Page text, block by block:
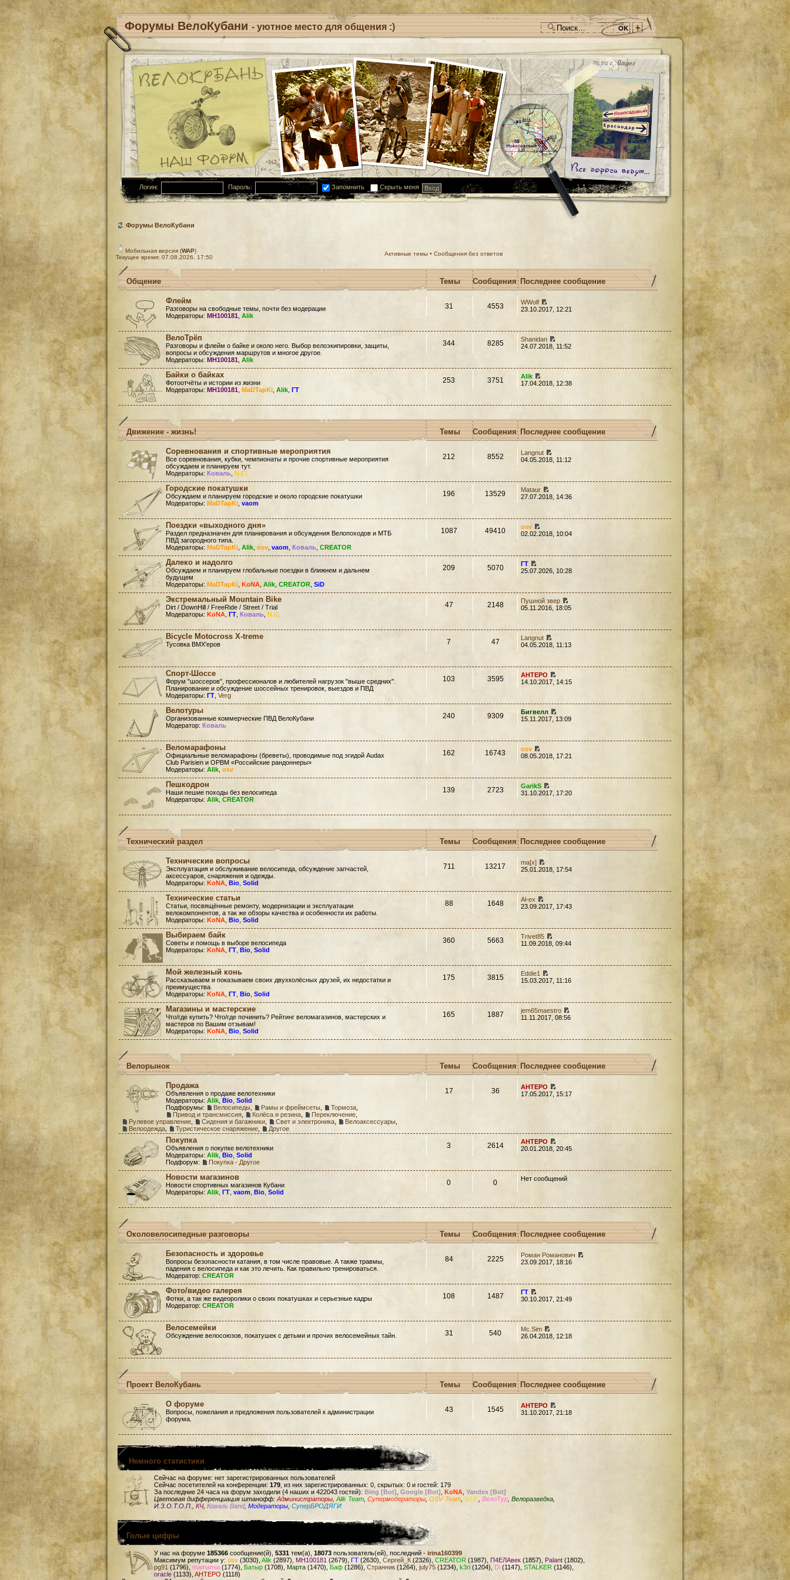
Форумы ВелоКубани - уютное место для общения :)
Логин: Пароль: Запомнить Скрыть меня
Форумы ВелоКубани
Мобильная версия (WAP)
Текущее время: 07.08.2026, 17:50
Активные темы • Сообщения без ответов
Общение Темы Сообщения Последнее сообщение
Флейм
Разговоры на свободные темы, почти без модерации
Модераторы: MH100181 Alik
31 4553
WWolf
23.10.2017, 12:21
ВелоТрёп
Разговоры и флейм о байке и около него. Выбор велоэкипировки, защиты,
вопросы и обсуждения маршрутов и многое другое.
Модераторы: MH100181 Alik
344 8285
Shanidan
24.07.2018, 11:52
Байки о байках
Фотоотчёты и истории из жизни
Модераторы: MH100181 MaDTapKi Alik ГТ
253 3751
Alik
17.04.2018, 12:38
Движение - жизнь! Темы Сообщения Последнее сообщение
Соревнования и спортивные мероприятия
Все соревнования, кубки, чемпионаты и прочие спортивные мероприятия
обсуждаем и планируем тут.
Модераторы: Коваль N.C.
212 8552
Langnut
04.05.2018, 11:12
Городские покатушки
Обсуждаем и планируем городские и около городские покатушки
Модераторы: MaDTapKi vaom
196 13529
Mataur
27.07.2018, 14:36
Поездки «выходного дня»
Раздел предназначен для планирования и обсуждения Велопоходов и МТБ
ПВД загородного типа.
Модераторы: MaDTapKi Alik osv vaom Коваль CREATOR
1087 49410
osv
02.02.2018, 10:04
Далеко и надолго
Обсуждаем и планируем глобальные поездки в ближнем и дальнем
будущем
Модераторы: MaDTapKi KoNA Alik CREATOR SiD
209 5070
ГТ
25.07.2026, 10:28
Экстремальный Mountain Bike
Dirt / DownHill / FreeRide / Street / Trial
Модераторы: KoNA ГТ Коваль N.C.
47 2148
Пушной звер
05.11.2016, 18:05
Bicycle Motocross X-treme
Тусовка BMX'еров 7 47
Langnut
04.05.2018, 11:13
Спорт-Шоссе
Форум "шоссеров", профессионалов и любителей нагрузок "выше средних".
Планирование и обсуждение шоссейных тренировок, выездов и ПВД
Модераторы: ГТ Verg
103 3595
AHTEPO
14.10.2017, 14:15
Велотуры
Организованные коммерческие ПВД ВелоКубани
Модератор: Коваль
240 9309
Бигвелл
15.11.2017, 13:09
Веломарафоны
Официальные веломарафоны (бреветы), проводимые под эгидой Audax
Club Parisien и ОРВМ «Российские рандоннеры»
Модераторы: Alik osv
162 16743
osv
08.05.2018, 17:21
Пешкодрон
Наши пешие походы без велосипеда
Модераторы: Alik CREATOR
139 2723
GarikS
31.10.2017, 17:20
Технический раздел Темы Сообщения Последнее сообщение
Технические вопросы
Эксплуатация и обслуживание велосипеда, обсуждение запчастей,
аксессуаров, снаряжения и одежды.
Модераторы: KoNA Bio Solid
711 13217
ma[x]
25.01.2018, 17:54
Технические статьи
Статьи, посвящённые ремонту, модернизации и эксплуатации
велокомпонентов, а так же обзоры качества и особенности их работы.
Модераторы: KoNA Bio Solid
88 1648
Al-ex
23.09.2017, 17:43
Выбираем байк
Советы и помощь в выборе велосипеда
Модераторы: KoNA ГТ Bio Solid
360 5663
Trivet85
11.09.2018, 09:44
Мой железный конь
Рассказываем и показываем своих двухколёсных друзей, их недостатки и
преимущества
Модераторы: KoNA ГТ Bio Solid
175 3815
Eddie1
15.03.2017, 11:16
Магазины и мастерские
Что/где купить? Что/где починить? Рейтинг веломагазинов, мастерских и
мастеров по Вашим отзывам!
Модераторы: KoNA Bio Solid
165 1887
jem65maestro
11.11.2017, 08:56
Велорынок Темы Сообщения Последнее сообщение
Продажа
Объявления о продаже велотехники
Модераторы: Alik Bio Solid
Подфорумы:
Велосипеды Рамы и фреймсеты Тормоза
Привод и трансмиссия
Колёса и резина Переключение
Рулевое управление
Сидения и багажники Свет и электроника Велоаксессуары
Велоодежда
Туристическое снаряжение Другое
17 36
AHTEPO
17.05.2017, 15:17
Покупка
Объявления о покупке велотехники
Модераторы: Alik Bio Solid
Подфорум:
Покупка - Другое
3 2614
AHTEPO
20.01.2018, 20:45
Новости магазинов
Новости спортивных магазинов Кубани
Модераторы: Alik ГТ vaom Bio Solid
0 0 Нет сообщений
Околовелосипедные разговоры Темы Сообщения Последнее сообщение
Безопасность и здоровье
Вопросы безопасности катания, в том числе правовые. А также травмы,
падения с велосипеда и как это лечить. Как правильно тренироваться.
Модератор: CREATOR
84 2225
Роман Романович
23.09.2017, 18:16
Фото/видео галерея
Фотки, а так же видеоролики о своих покатушках и серьезные кадры
Модератор: CREATOR
108 1487
ГТ
30.10.2017, 21:49
Велосемейки
Обсуждение велосоюзов, покатушек с детьми и прочих велосемейных тайн. 31 540
Mc.Sim
26.04.2018, 12:18
Проект ВелоКубань Темы Сообщения Последнее сообщение
О форуме
Вопросы, пожелания и предложения пользователей к администрации
форума.
43 1545
AHTEPO
31.10.2017, 21:18
Немного статистики
Сейчас на форуме: нет зарегистрированных пользователей
Сейчас посетителей на конференции: 179 , из них зарегистрированных: 0, скрытых: 0 и гостей: 179
За последние 24 часа на форум заходили (4 наших и 422043 гостей): Bing [Bot] Google [Bot] KoNA Yandex [Bot]
Цветовая дифференциация штанофф: Администраторы Alik Team Супермодераторы OSV-Team V.I.P. ВелоТур Велоразведка
И.З.О.Т.О.П.
КЧ, Коваль Band, Модераторы СуперБРОДЯГИ
Голые цифры
У нас на форуме 185366 сообщение(й), 5331 тем(а), 18073 пользователь(ей), последний - irina160399
Максимум репутации у: osv (3030), Alik (2897), MH100181 (2679), ГТ (2630), Сергей_К (2326), CREATOR (1987), П4ЕЛАвек (1857), Palant (1802),
pg91 (1796), mamamia (1774), Батыр (1708), Марта (1470), Баф (1286), Странник (1264), july75 (1234), k3ri (1204), Di (1147), STALKER (1146),
oracle (1133), AHTEPO (1118)